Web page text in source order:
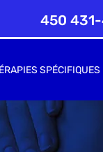
450 431-
SPÉCIFIQUES